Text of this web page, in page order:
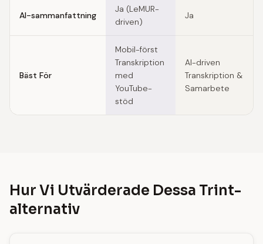
AI-sammanfattning
Ja (LeMUR-
driven)
Ja
Bäst För
Mobil-först
Transkription
med
YouTube-
stöd
AI-driven
Transkription &
Samarbete
Hur Vi Utvärderade Dessa Trint-
alternativ